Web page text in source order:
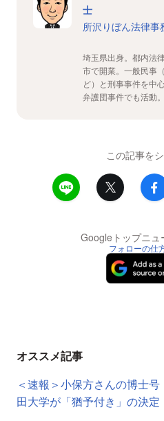
士
所沢りぼん法律事
埼玉県出身。都内法
市で開業。一般民事
ど）と刑事事件を中
弁護団事件でも活動。
この記事を
Googleトップニュ
フォローの仕
オススメ記事
＜速報＞小保方さんの博士
田大学が「猶予付き」の決定